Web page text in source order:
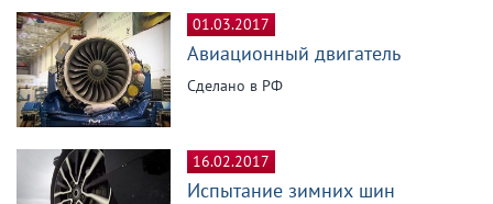
01.03.2017
Авиационный двигатель
Сделано в РФ
16.02.2017
Испытание зимних шин